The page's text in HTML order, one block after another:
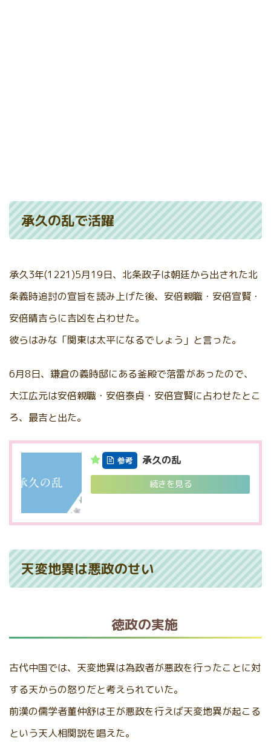
承久の乱で活躍
承久3年(1221)5月19日、北条政子は朝廷から出された北
条義時追討の宣旨を読み上げた後、安倍親職・安倍宣賢・
安倍晴吉らに吉凶を占わせた。
彼らはみな「関東は太平になるでしょう」と言った。
6月8日、鎌倉の義時邸にある釜殿で落雷があったので、
大江広元は安倍親職・安倍泰貞・安倍宣賢に占わせたとこ
ろ、最吉と出た。
参考 承久の乱
続きを見る
天変地異は悪政のせい
徳政の実施
古代中国では、天変地異は為政者が悪政を行ったことに対
する天からの怒りだと考えられていた。
前漢の儒学者董仲舒は王が悪政を行えば天変地異が起こる
という天人相関説を唱えた。